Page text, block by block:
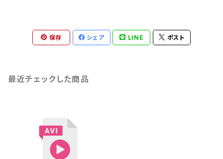
保存 シェア LINE ポスト
最近チェックした商品